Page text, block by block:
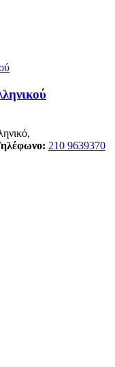
210 9639370